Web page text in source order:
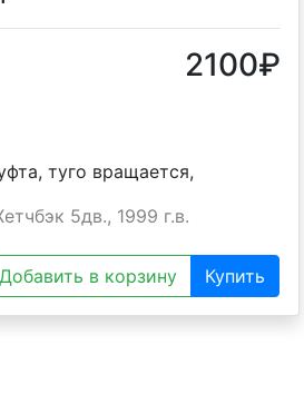
2100₽
туго вращается,
5дв., 1999 г.в.
Добавить в корзину Купить